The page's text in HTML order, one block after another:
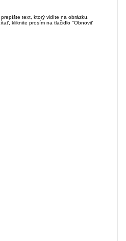
text, ktorý vidíte na obrázku.
kliknite prosím na tlačidlo "Obnoviť